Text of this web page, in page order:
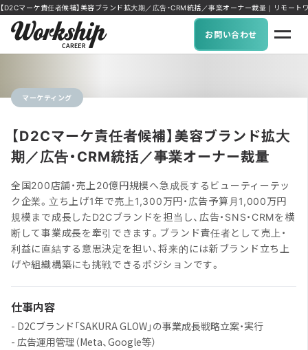
【D2Cマーケ責任者候補】美容ブランド拡大期／広告・CRM統括／事業オーナー裁量｜リモー
お問い合わせ
マーケティング
【D2Cマーケ責任者候補】美容ブランド拡大
期／広告・CRM統括／事業オーナー裁量
全国200店舗・売上20億円規模へ急成長するビューティーテッ
ク企業。立ち上げ1年で売上1,300万円・広告予算月1,000万円
規模まで成長したD2Cブランドを担当し、広告・SNS・CRMを横
断して事業成長を牽引できます。ブランド責任者として売上・
利益に直結する意思決定を担い、将来的には新ブランド立ち上
げや組織構築にも挑戦できるポジションです。
仕事内容
- D2Cブランド「SAKURA GLOW」の事業成長戦略立案・実行
- 広告運用管理（Meta、Google等）